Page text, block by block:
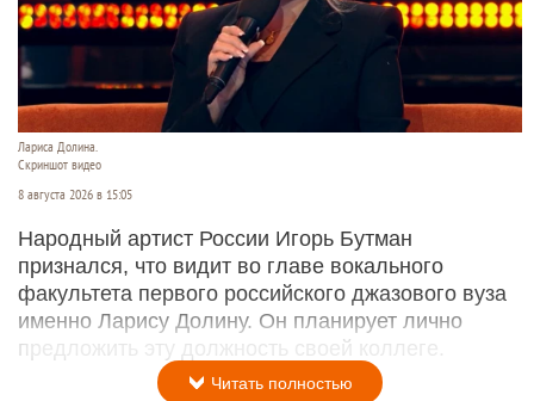
Лариса Долина.
Скриншот видео
8 августа 2026 в 15:05
Народный артист России Игорь Бутман
признался, что видит во главе вокального
факультета первого российского джазового вуза
именно Ларису Долину. Он планирует лично
предложить эту должность своей коллеге.
Читать полностью